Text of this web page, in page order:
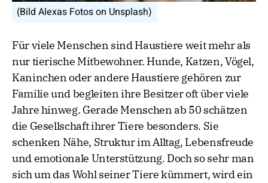
(Bild Alexas Fotos on Unsplash)
Für viele Menschen sind Haustiere weit mehr als
nur tierische Mitbewohner. Hunde, Katzen, Vögel,
Kaninchen oder andere Haustiere gehören zur
Familie und begleiten ihre Besitzer oft über viele
Jahre hinweg. Gerade Menschen ab 50 schätzen
die Gesellschaft ihrer Tiere besonders. Sie
schenken Nähe, Struktur im Alltag, Lebensfreude
und emotionale Unterstützung. Doch so sehr man
sich um das Wohl seiner Tiere kümmert, wird ein